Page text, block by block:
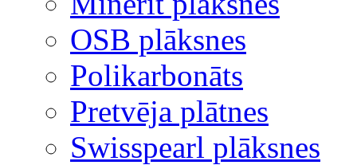
OSB plāksnes
Polikarbonāts
Pretvēja plātnes
Swisspearl plāksnes